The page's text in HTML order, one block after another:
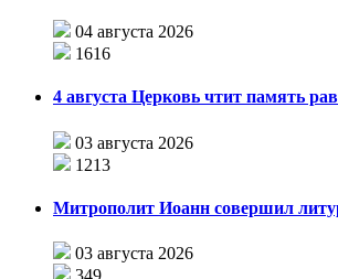
04 августа 2026
1616
4 августа Церковь чтит память
03 августа 2026
1213
Митрополит Иоанн совершил
03 августа 2026